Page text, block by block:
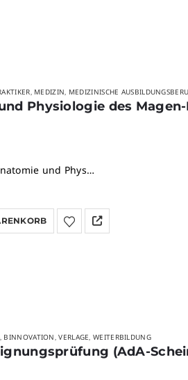
, MEDIZIN, MEDIZINISCHE
Physiologie des
und Phys…
, BINNOVATION,VERLAGE,WEITERBILDUNG
(AdA-